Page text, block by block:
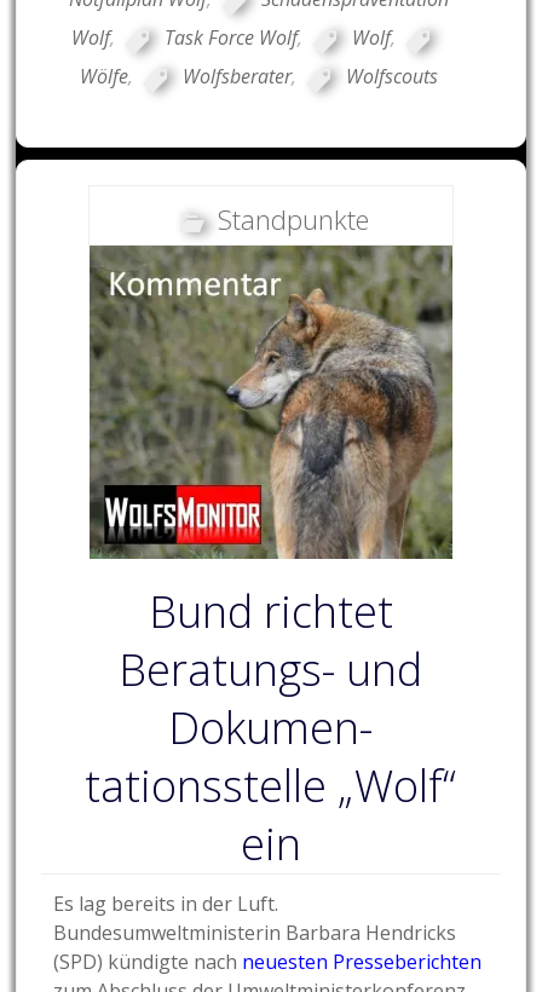
Wolf, Task Force Wolf, Wolf,
Wölfe, Wolfsberater, Wolfscouts
Standpunkte
Bund richtet
Beratungs- und
Dokumen-
tationsstelle „Wolf“
ein
Es lag bereits in der Luft.
Bundesumweltministerin Barbara Hendricks
(SPD) kündigte nach neuesten Presseberichten